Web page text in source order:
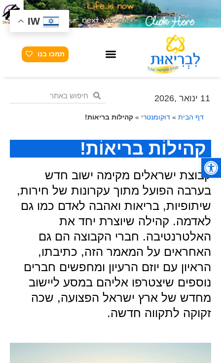
פתח סרגל נגישות
תמכו בנו
11 ינואר ,2026
דף הבית » דוקומנטרי » קהילוֹת בריאוֹת!
קהילוֹת בריאוֹת!
קבוצת ישראלים מקימה ישוב חדש
בערבה הפועל מתוך עקרונות של חירות,
שיתופיות, בריאות ואהבה לאדם כמו גם
לאדמה. קהילה שיוצרת יחד את
האלטרנטיבה. חברי הקבוצה הם גם
האחראים על המאמר הזה, כתיבתו,
הראיון עם יוזם הרעיון ומחפשים חברים
נוספים שיצטרפו אליהם במסע ליישוב
מחדש של ארץ ישראל הפצועה, שכה
זקוקה לתקווה חדשה.
IW